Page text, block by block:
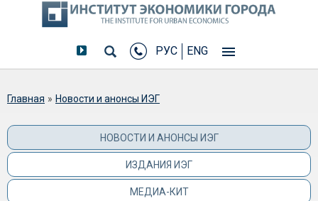
РУС ENG
Вы здесь
Главная » Новости и анонсы ИЭГ
НОВОСТИ И АНОНСЫ ИЭГ
ИЗДАНИЯ ИЭГ
МЕДИА-КИТ